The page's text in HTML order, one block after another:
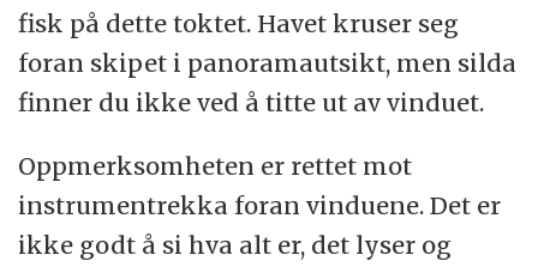
fisk på dette toktet. Havet kruser seg
foran skipet i panoramautsikt, men silda
finner du ikke ved å titte ut av vinduet.
Oppmerksomheten er rettet mot
instrumentrekka foran vinduene. Det er
ikke godt å si hva alt er, det lyser og